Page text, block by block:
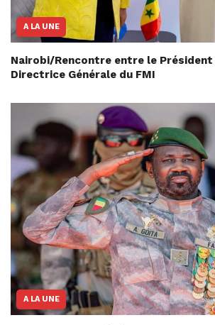
A LA UNE
Nairobi/Rencontre entre le Président
Directrice Générale du FMI
A LA UNE